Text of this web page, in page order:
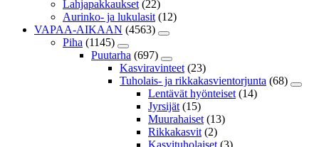
Lahjapakkaukset (22)
Aurinko- ja lukulasit (12)
VAPAA-AIKAAN (4563)
Piha (1145)
Puutarha (697)
Kasviravinteet (23)
Tuholais- ja rikkakasvientorjunta (68)
Lentävät hyönteiset (14)
Jyrsijät (15)
Muurahaiset (13)
Rikkakasvit (2)